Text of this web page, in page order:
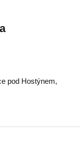
pod Hostýnem,